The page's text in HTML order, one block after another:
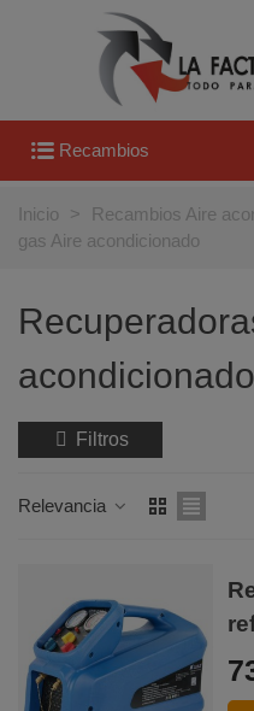
Recambios
Inicio > Recambios Aire
gas Aire acondicionado
acondicionado
Filtros
Relevancia